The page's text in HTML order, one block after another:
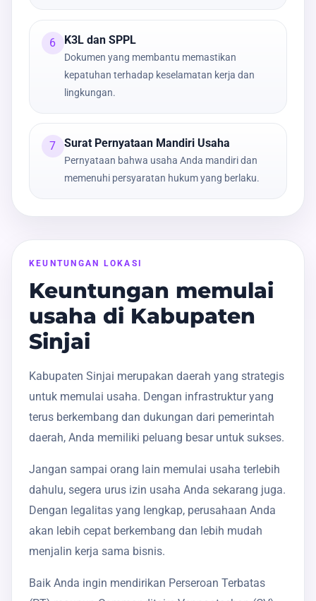
6 K3L dan SPPL
Dokumen yang membantu memastikan
kepatuhan terhadap keselamatan kerja dan
lingkungan.
7 Surat Pernyataan Mandiri Usaha
Pernyataan bahwa usaha Anda mandiri dan
memenuhi persyaratan hukum yang berlaku.
KEUNTUNGAN LOKASI
Keuntungan memulai
usaha di Kabupaten
Sinjai
Kabupaten Sinjai merupakan daerah yang strategis
untuk memulai usaha. Dengan infrastruktur yang
terus berkembang dan dukungan dari pemerintah
daerah, Anda memiliki peluang besar untuk sukses.
Jangan sampai orang lain memulai usaha terlebih
dahulu, segera urus izin usaha Anda sekarang juga.
Dengan legalitas yang lengkap, perusahaan Anda
akan lebih cepat berkembang dan lebih mudah
menjalin kerja sama bisnis.
Baik Anda ingin mendirikan Perseroan Terbatas